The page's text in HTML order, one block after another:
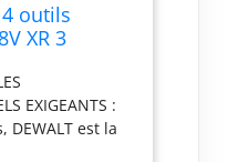
4 outils
XR 3
EXIGEANTS :
DEWALT est la